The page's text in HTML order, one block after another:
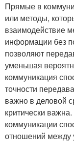
Прямые в
или методы,
взаимодействие
информации без
позволяют
уменьшая
коммуникация
точности
важно в деловой
критически
коммуникации
отношений между